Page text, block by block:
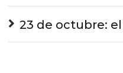
23 de octubre: